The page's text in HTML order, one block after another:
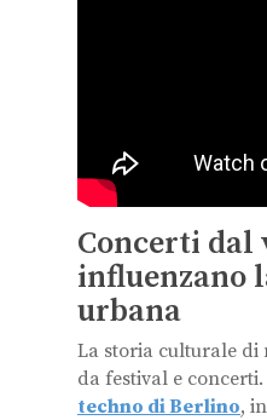
Concerti dal
influenzano
urbana
La storia culturale di
da festival e
techno di Berlino,